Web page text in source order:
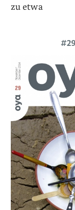
zu etwa